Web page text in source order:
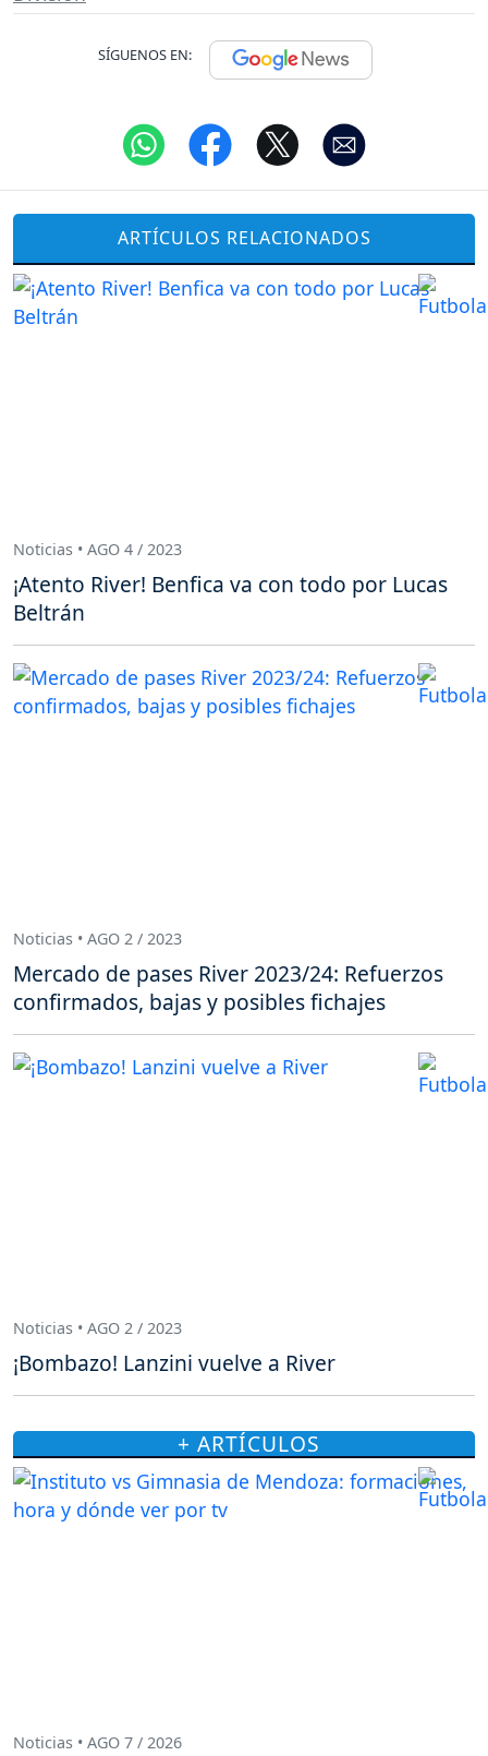
SÍGUENOS EN:
ARTÍCULOS RELACIONADOS
Noticias • AGO 4 / 2023
¡Atento River! Benfica va con todo por Lucas
Beltrán
Noticias • AGO 2 / 2023
Mercado de pases River 2023/24: Refuerzos
confirmados, bajas y posibles fichajes
Noticias • AGO 2 / 2023
¡Bombazo! Lanzini vuelve a River
+ ARTÍCULOS
Noticias • AGO 7 / 2026